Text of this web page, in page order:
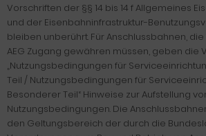
Vorschriften der §§ 14 bis 14 f Allgemeines
und der Eisenbahninfrastruktur-
bleiben unberührt. Für Anschlussbahnen, die
AEG Zugang gewähren müssen, geben die
„Nutzungsbedingungen für
Teil / Nutzungsbedingungen für
Besonderer Teil“ Hinweise zur Aufstellung
Nutzungsbedingungen. Die
den Geltungsbereich der durch die